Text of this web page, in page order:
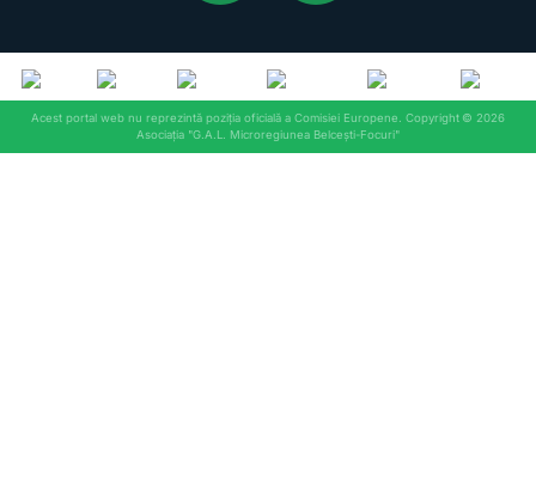
© 2026
Asociația "G.A.L. Microregiunea Belcești-Focuri"